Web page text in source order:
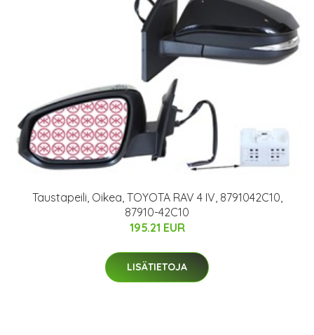
Taustapeili, Oikea, TOYOTA RAV 4 IV, 8791042C10,
87910-42C10
195.21 EUR
LISÄTIETOJA